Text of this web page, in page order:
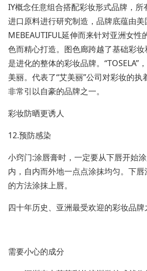
IY概念任意组合搭配彩妆形式品牌，所
进口原料进行研究制造，品牌底蕴由美
MEBEAUTIFUL延伸而来针对亚洲女性
色而精心打造。图色廊跨越了基础彩妆
是进化的整体的彩妆品牌。“TOSELA”
美丽。代表了“艾美丽”公司对彩妆的执
非常引以自豪的品牌之一。
彩妆防晒更诱人
12.预防感染
小窍门:涂唇膏时，一定要从下唇开始
内，自内而外地一点点涂抹均匀。下
的方法涂抹上唇。
四十年历史、亚洲最受欢迎的彩妆品牌
需要小心的成分